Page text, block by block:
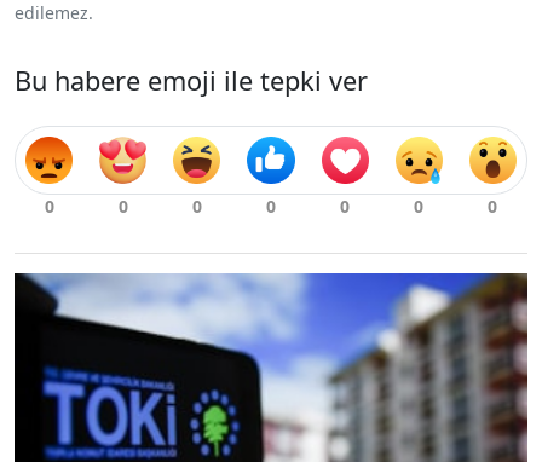
edilemez.
Bu habere emoji ile tepki ver